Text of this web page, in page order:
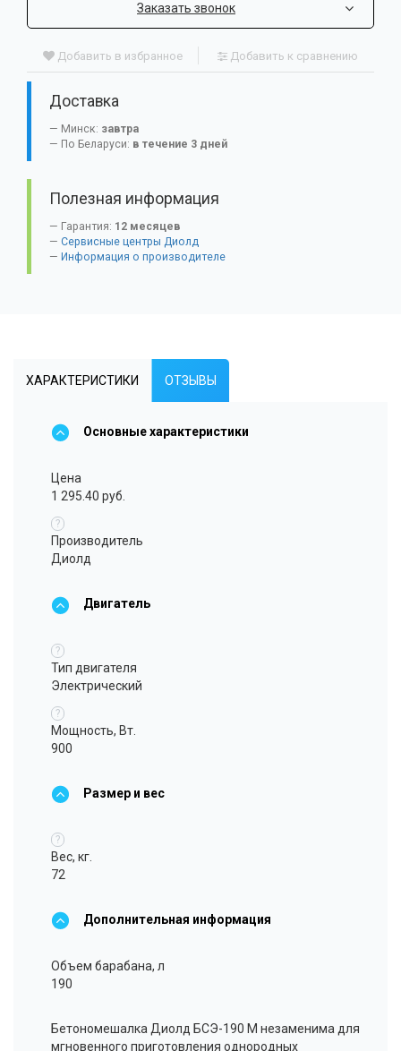
Заказать звонок
Добавить в избранное Добавить к сравнению
Доставка
Минск: завтра
По Беларуси: в течение 3 дней
Полезная информация
Гарантия: 12 месяцев
Сервисные центры Диолд
Информация о производителе
ХАРАКТЕРИСТИКИ ОТЗЫВЫ
Основные характеристики
Цена
1 295.40 руб.
?
Производитель
Диолд
Двигатель
?
Тип двигателя
Электрический
?
Мощность, Вт.
900
Размер и вес
?
Вес, кг.
72
Дополнительная информация
Объем барабана, л
190
Бетономешалка Диолд БСЭ-190 М незаменима для
мгновенного приготовления однородных